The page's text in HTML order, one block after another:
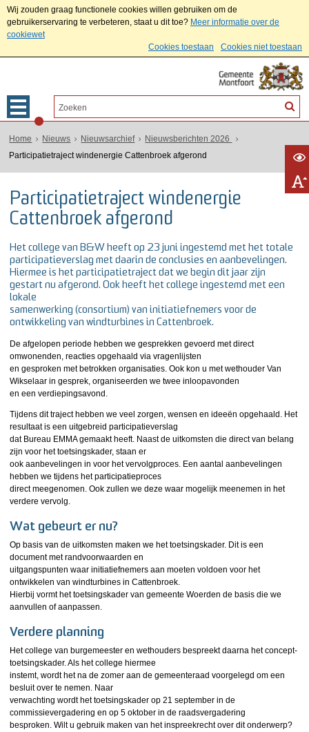
Wij zouden graag functionele cookies willen gebruiken om de
gebruikerservaring te verbeteren, staat u dit toe? Meer informatie over de
cookiewet
Cookies toestaan
Cookies niet toestaan
Home Nieuws Nieuwsarchief
Nieuwsberichten 2026
Participatietraject windenergie Cattenbroek afgerond
Participatietraject windenergie
Cattenbroek afgerond
Het college van B&W heeft op 23 juni ingestemd met het totale
participatieverslag met daarin de conclusies en aanbevelingen.
Hiermee is het participatietraject dat we begin dit jaar zijn
gestart nu afgerond. Ook heeft het college ingestemd met een
lokale
samenwerking (consortium) van initiatiefnemers voor de
ontwikkeling van windturbines in Cattenbroek.
De afgelopen periode hebben we gesprekken gevoerd met direct
omwonenden, reacties opgehaald via vragenlijsten
en gesproken met betrokken organisaties. Ook kon u met wethouder Van
Wikselaar in gesprek, organiseerden we twee inloopavonden
en een verdiepingsavond.
Tijdens dit traject hebben we veel zorgen, wensen en ideeën opgehaald. Het
resultaat is een uitgebreid participatieverslag
dat Bureau EMMA gemaakt heeft. Naast de uitkomsten die direct van belang
zijn voor het toetsingskader, staan er
ook aanbevelingen in voor het vervolgproces. Een aantal aanbevelingen
hebben we tijdens het participatieproces
direct meegenomen. Ook zullen we deze waar mogelijk meenemen in het
verdere vervolg.
Wat gebeurt er nu?
Op basis van de uitkomsten maken we het toetsingskader. Dit is een
document met randvoorwaarden en
uitgangspunten waar initiatiefnemers aan moeten voldoen voor het
ontwikkelen van windturbines in Cattenbroek.
Hierbij vormt het toetsingskader van gemeente Woerden de basis die we
aanvullen of aanpassen.
Verdere planning
Het college van burgemeester en wethouders bespreekt daarna het concept-
toetsingskader. Als het college hiermee
instemt, wordt het na de zomer aan de gemeenteraad voorgelegd om een
besluit over te nemen. Naar
verwachting wordt het toetsingskader op 21 september in de
commissievergadering en op 5 oktober in de raadsvergadering
besproken. Wilt u gebruik maken van het inspreekrecht over dit onderwerp?